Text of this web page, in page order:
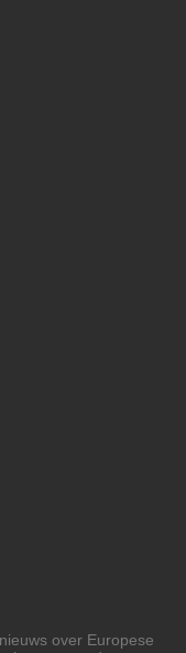
over Europese